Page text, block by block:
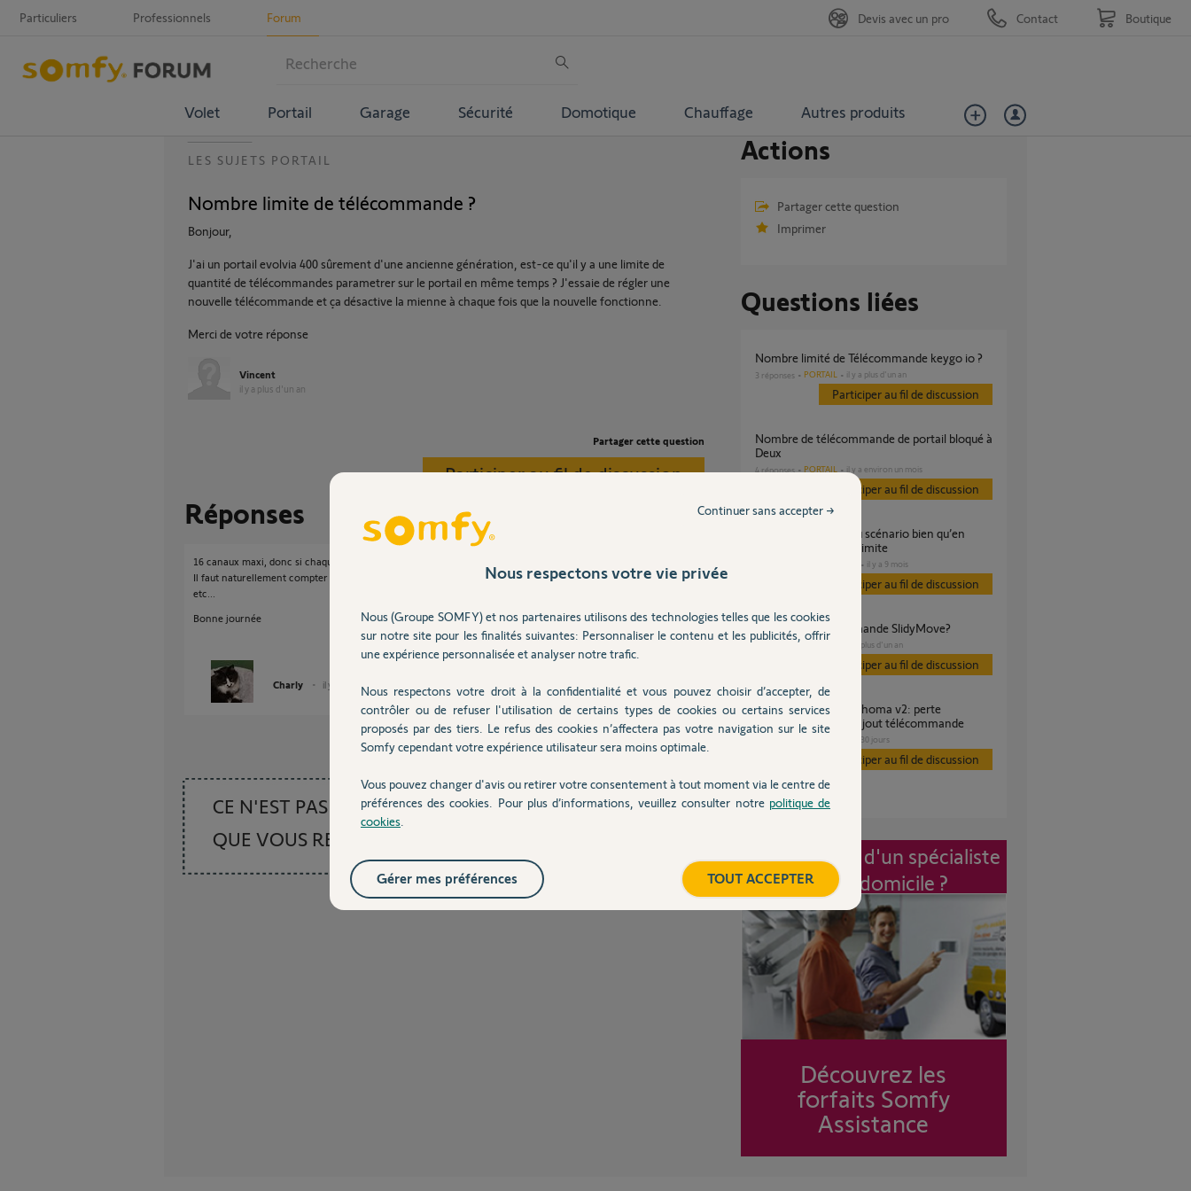
Particuliers Professionnels Forum
Volet Portail Garage Sécurité Domotique Chauffage Autres produits
Devis avec un pro Contact Boutique
LES SUJETS PORTAIL
Nombre limite de télécommande ?
Bonjour,
J'ai un portail evolvia 400 sûrement d'une ancienne génération, est-ce qu'il y a une limite de
quantité de télécommandes parametrer sur le portail en même temps ? J'essaie de régler une
nouvelle télécommande et ça désactive la mienne à chaque fois que la nouvelle fonctionne.
Merci de votre réponse
Vincent
il y a plus d'un an
Partager cette question
Participer au fil de discussion
Réponses
16 canaux maxi, donc si chaque TC à 2 touches (piéton et total) ca fait 8 TC.
Il faut naturellement compter les autres équipements radio tels que clavier radio, Tahoma,
etc...
Bonne journée
Charly il y a plus d'un an
CE N'EST PAS CE
QUE VOUS RECHERCHEZ
Actions
Partager cette question
Imprimer
Questions liées
Nombre limité de Télécommande keygo io ?
3 réponses PORTAIL il y a plus d'un an
Participer au fil de discussion
Nombre de télécommande de portail bloqué à
Deux
4 réponses PORTAIL il y a environ un mois
Participer au fil de discussion
dessous du nombre limite
il y a 9 mois
Participer au fil de discussion
Appairage télécommande SlidyMove?
PORTAIL il y a plus d'un an
Participer au fil de discussion
Slidymoove 300 / Tahoma v2: perte
d'apparairage suite ajout télécommande
il y a 30 jours
Participer au fil de discussion
Intervention d'un spécialiste
à mon domicile ?
Découvrez les
forfaits Somfy
Assistance
Nous respectons votre vie privée
Nous (Groupe SOMFY) et nos partenaires utilisons des technologies telles que les cookies
sur notre site pour les finalités suivantes: Personnaliser le contenu et les publicités, offrir
une expérience personnalisée et analyser notre trafic.
Nous respectons votre droit à la confidentialité et vous pouvez choisir d’accepter, de
contrôler ou de refuser l'utilisation de certains types de cookies ou certains services
proposés par des tiers. Le refus des cookies n’affectera pas votre navigation sur le site
Somfy cependant votre expérience utilisateur sera moins optimale.
Vous pouvez changer d'avis ou retirer votre consentement à tout moment via le centre de
préférences des cookies. Pour plus d’informations, veuillez consulter notre politique de
cookies
Continuer sans accepter →
TOUT ACCEPTER
Gérer mes préférences